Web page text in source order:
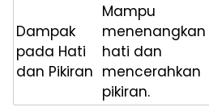
Dampak
pada Hati
dan Pikiran
Mampu
menenangkan
hati dan
mencerahkan
pikiran.